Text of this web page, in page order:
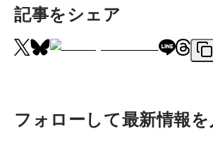
記事をシェア
フォローして最新情報を